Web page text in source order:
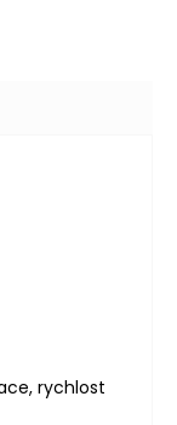
hvězdiček.
hvězdiček.
rychlost